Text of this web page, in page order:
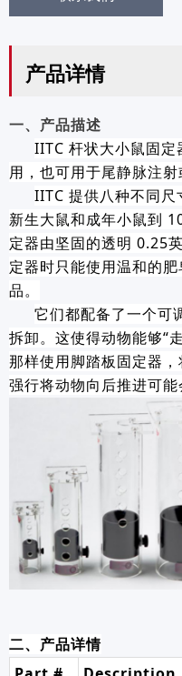
产品详情
一、产品描述
IITC 杆状大小鼠固定
用，也可用于尾静脉注射
IITC 提供八种不同尺
新生大鼠和成年小鼠到
定器由坚固的透明 0.25
定器时只能使用温和的
品。
它们都配备了一个可
拆卸。这使得动物能够“
那样使用脚踏板固定器，
强行将动物向后推进可能
二、产品详情